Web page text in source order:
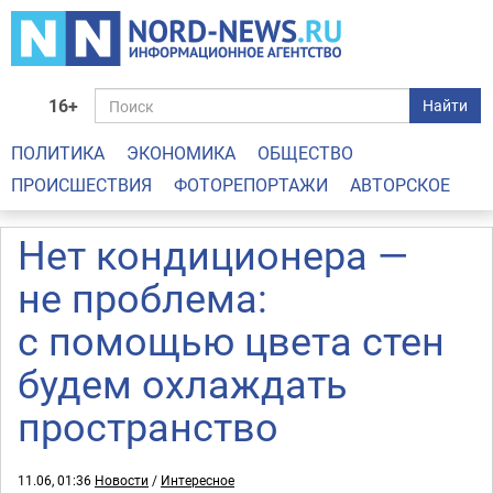
16+ Найти
ПОЛИТИКА ЭКОНОМИКА
ОБЩЕСТВО
ПРОИСШЕСТВИЯ
ФОТОРЕПОРТАЖИ АВТОРСКОЕ
Нет кондиционера —
не проблема:
с помощью цвета стен
будем охлаждать
пространство
11.06, 01:36 Новости / Интересное